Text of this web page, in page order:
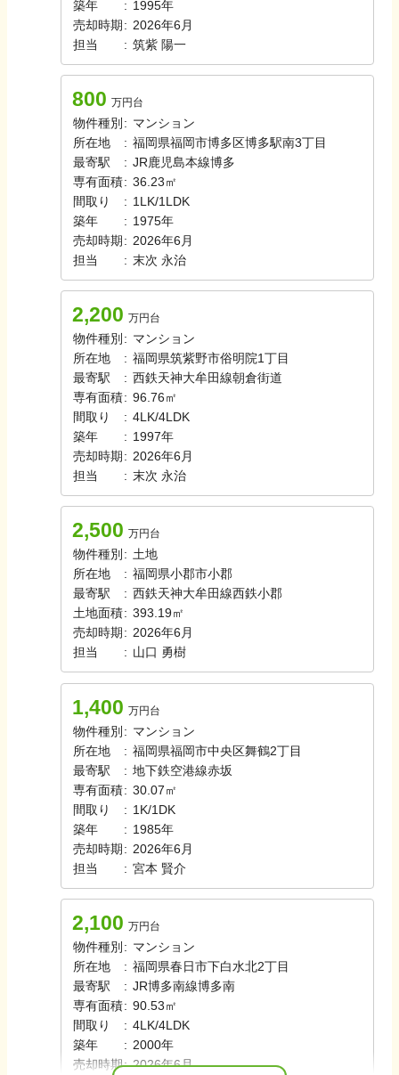
築年
: 1995年
売却時期 : 2026年6月
担当
: 筑紫 陽一
800 万円台
物件種別 : マンション
所在地
: 福岡県福岡市博多区博多駅南3丁目
最寄駅
: JR鹿児島本線博多
専有面積: 36.23㎡
間取り
: 1LK/1LDK
築年
: 1975年
売却時期 : 2026年6月
担当
: 末次 永治
2,200 万円台
物件種別 : マンション
所在地
: 福岡県筑紫野市俗明院1丁目
最寄駅
: 西鉄天神大牟田線朝倉街道
専有面積: 96.76㎡
間取り
: 4LK/4LDK
築年
: 1997年
売却時期 : 2026年6月
担当
: 末次 永治
2,500 万円台
物件種別 : 土地
所在地
: 福岡県小郡市小郡
最寄駅
: 西鉄天神大牟田線西鉄小郡
土地面積: 393.19㎡
売却時期 : 2026年6月
担当
: 山口 勇樹
1,400 万円台
物件種別 : マンション
所在地
: 福岡県福岡市中央区舞鶴2丁目
最寄駅
: 地下鉄空港線赤坂
専有面積: 30.07㎡
間取り
: 1K/1DK
築年
: 1985年
売却時期 : 2026年6月
担当
: 宮本 賢介
2,100 万円台
物件種別 : マンション
所在地
: 福岡県春日市下白水北2丁目
最寄駅
: JR博多南線博多南
専有面積: 90.53㎡
間取り
: 4LK/4LDK
築年
: 2000年
売却時期: 2026年6月